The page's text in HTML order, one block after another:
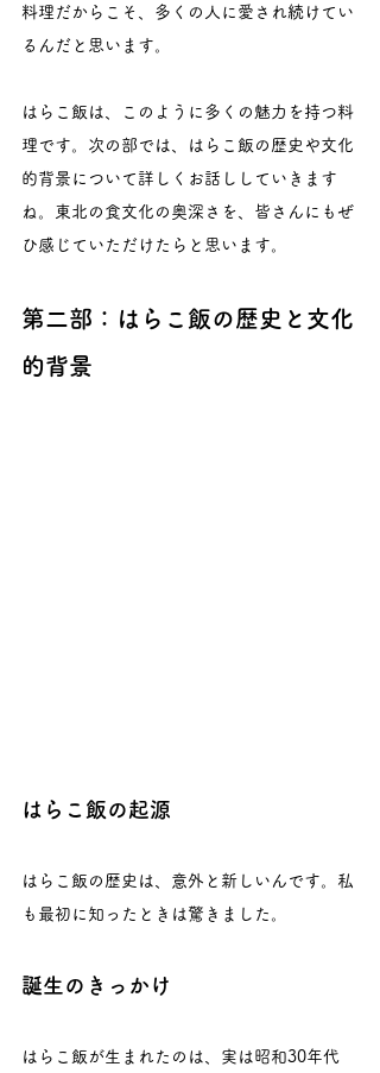
料理だからこそ、多くの人に愛され続けてい
るんだと思います。
はらこ飯は、このように多くの魅力を持つ料
理です。次の部では、はらこ飯の歴史や文化
的背景について詳しくお話ししていきます
ね。東北の食文化の奥深さを、皆さんにもぜ
ひ感じていただけたらと思います。
第二部：はらこ飯の歴史と文化
的背景
はらこ飯の起源
はらこ飯の歴史は、意外と新しいんです。私
も最初に知ったときは驚きました。
誕生のきっかけ
はらこ飯が生まれたのは、実は昭和30年代